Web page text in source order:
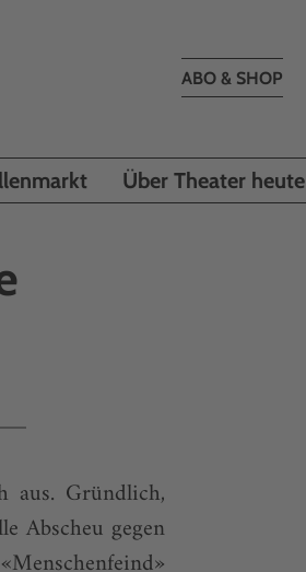
ABO & SHOP
Über Theater heute
aus. Gründlich,
Abscheu gegen